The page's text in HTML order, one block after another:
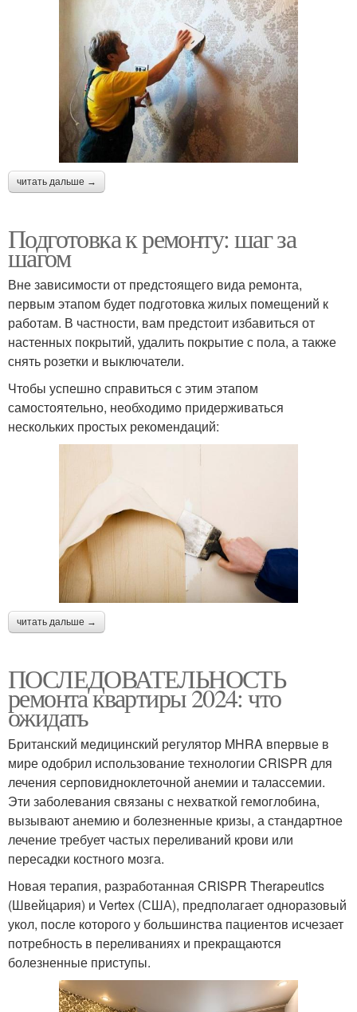
читать дальше →
Подготовка к ремонту: шаг за
шагом
Вне зависимости от предстоящего вида ремонта,
первым этапом будет подготовка жилых помещений к
работам. В частности, вам предстоит избавиться от
настенных покрытий, удалить покрытие с пола, а также
снять розетки и выключатели.
Чтобы успешно справиться с этим этапом
самостоятельно, необходимо придерживаться
нескольких простых рекомендаций:
читать дальше →
ПОСЛЕДОВАТЕЛЬНОСТЬ
ремонта квартиры 2024: что
ожидать
Британский медицинский регулятор MHRA впервые в
мире одобрил использование технологии CRISPR для
лечения серповидноклеточной анемии и талассемии.
Эти заболевания связаны с нехваткой гемоглобина,
вызывают анемию и болезненные кризы, а стандартное
лечение требует частых переливаний крови или
пересадки костного мозга.
Новая терапия, разработанная CRISPR Therapeutics
(Швейцария) и Vertex (США), предполагает одноразовый
укол, после которого у большинства пациентов исчезает
потребность в переливаниях и прекращаются
болезненные приступы.